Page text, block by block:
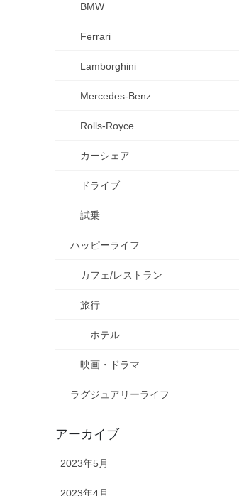
BMW
Ferrari
Lamborghini
Mercedes-Benz
Rolls-Royce
カーシェア
ドライブ
試乗
ハッピーライフ
カフェ/レストラン
旅行
ホテル
映画・ドラマ
ラグジュアリーライフ
アーカイブ
2023年5月
2023年4月